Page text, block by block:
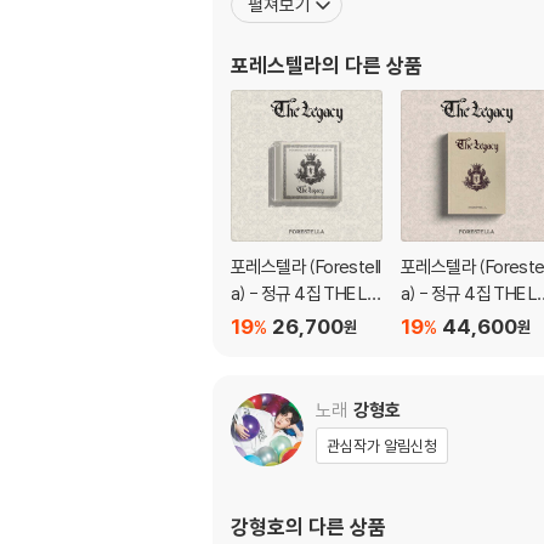
포레스텔라의 다른 상품
포레스텔라 (Forestell
a) - 정규 4집 THE LE
GACY [Jewel Ver.]
26,700원
19%
포레스텔라
a) - 정규 4집 THE LE
GACY [Docent Boo
44,600원
19%
노래 강형호
관심작가 알림신청
강형호의 다른 상품